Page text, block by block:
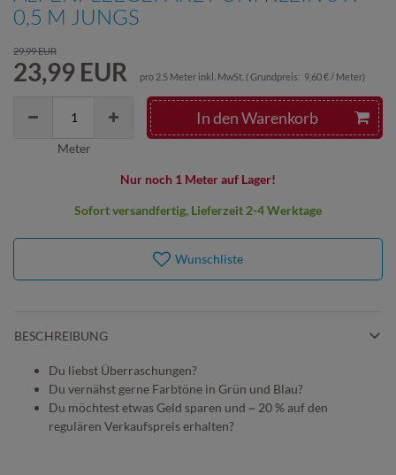
0,5 M JUNGS
29,99 EUR
23,99 EUR pro 2.5 Meter inkl. MwSt. (Grundpreis: 9,60 € / Meter)
In den Warenkorb
Meter
Nur noch 1 Meter auf Lager!
Sofort versandfertig, Lieferzeit 2-4 Werktage
Wunschliste
BESCHREIBUNG
Du liebst Überraschungen?
Du vernähst gerne Farbtöne in Grün und Blau?
Du möchtest etwas Geld sparen und ~ 20 % auf den
regulären Verkaufspreis erhalten?